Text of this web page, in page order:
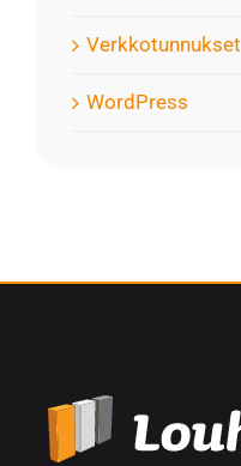
Verkkotunnukset
WordPress